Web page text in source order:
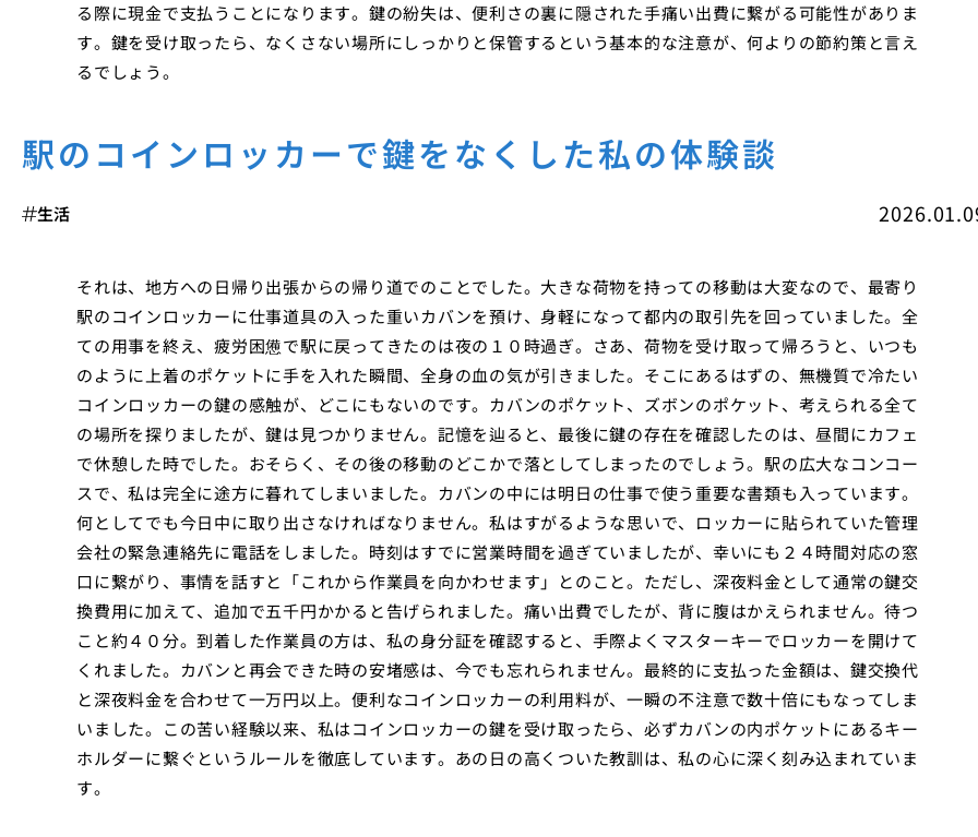
る際に現金で支払うことになります。鍵の紛失は、便利さの裏に隠された手痛い出費に繋がる可能性がありま
す。鍵を受け取ったら、なくさない場所にしっかりと保管するという基本的な注意が、何よりの節約策と言え
るでしょう。
駅のコインロッカーで鍵をなくした私の体験談
生活
それは、地方への日帰り出張からの帰り道でのことでした。大きな荷物を持っての移動は大変なので、最寄り
駅のコインロッカーに仕事道具の入った重いカバンを預け、身軽になって都内の取引先を回っていました。全
ての用事を終え、疲労困憊で駅に戻ってきたのは夜の１０時過ぎ。さあ、荷物を受け取って帰ろうと、いつも
のように上着のポケットに手を入れた瞬間、全身の血の気が引きました。そこにあるはずの、無機質で冷たい
コインロッカーの鍵の感触が、どこにもないのです。カバンのポケット、ズボンのポケット、考えられる全て
の場所を探りましたが、鍵は見つかりません。記憶を辿ると、最後に鍵の存在を確認したのは、昼間にカフェ
で休憩した時でした。おそらく、その後の移動のどこかで落としてしまったのでしょう。駅の広大なコンコー
スで、私は完全に途方に暮れてしまいました。カバンの中には明日の仕事で使う重要な書類も入っています。
何としてでも今日中に取り出さなければなりません。私はすがるような思いで、ロッカーに貼られていた管理
会社の緊急連絡先に電話をしました。時刻はすでに営業時間を過ぎていましたが、幸いにも２４時間対応の窓
口に繋がり、事情を話すと「これから作業員を向かわせます」とのこと。ただし、深夜料金として通常の鍵交
換費用に加えて、追加で五千円かかると告げられました。痛い出費でしたが、背に腹はかえられません。待つ
こと約４０分。到着した作業員の方は、私の身分証を確認すると、手際よくマスターキーでロッカーを開けて
くれました。カバンと再会できた時の安堵感は、今でも忘れられません。最終的に支払った金額は、鍵交換代
と深夜料金を合わせて一万円以上。便利なコインロッカーの利用料が、一瞬の不注意で数十倍にもなってしま
いました。この苦い経験以来、私はコインロッカーの鍵を受け取ったら、必ずカバンの内ポケットにあるキー
ホルダーに繋ぐというルールを徹底しています。あの日の高くついた教訓は、私の心に深く刻み込まれていま
す。